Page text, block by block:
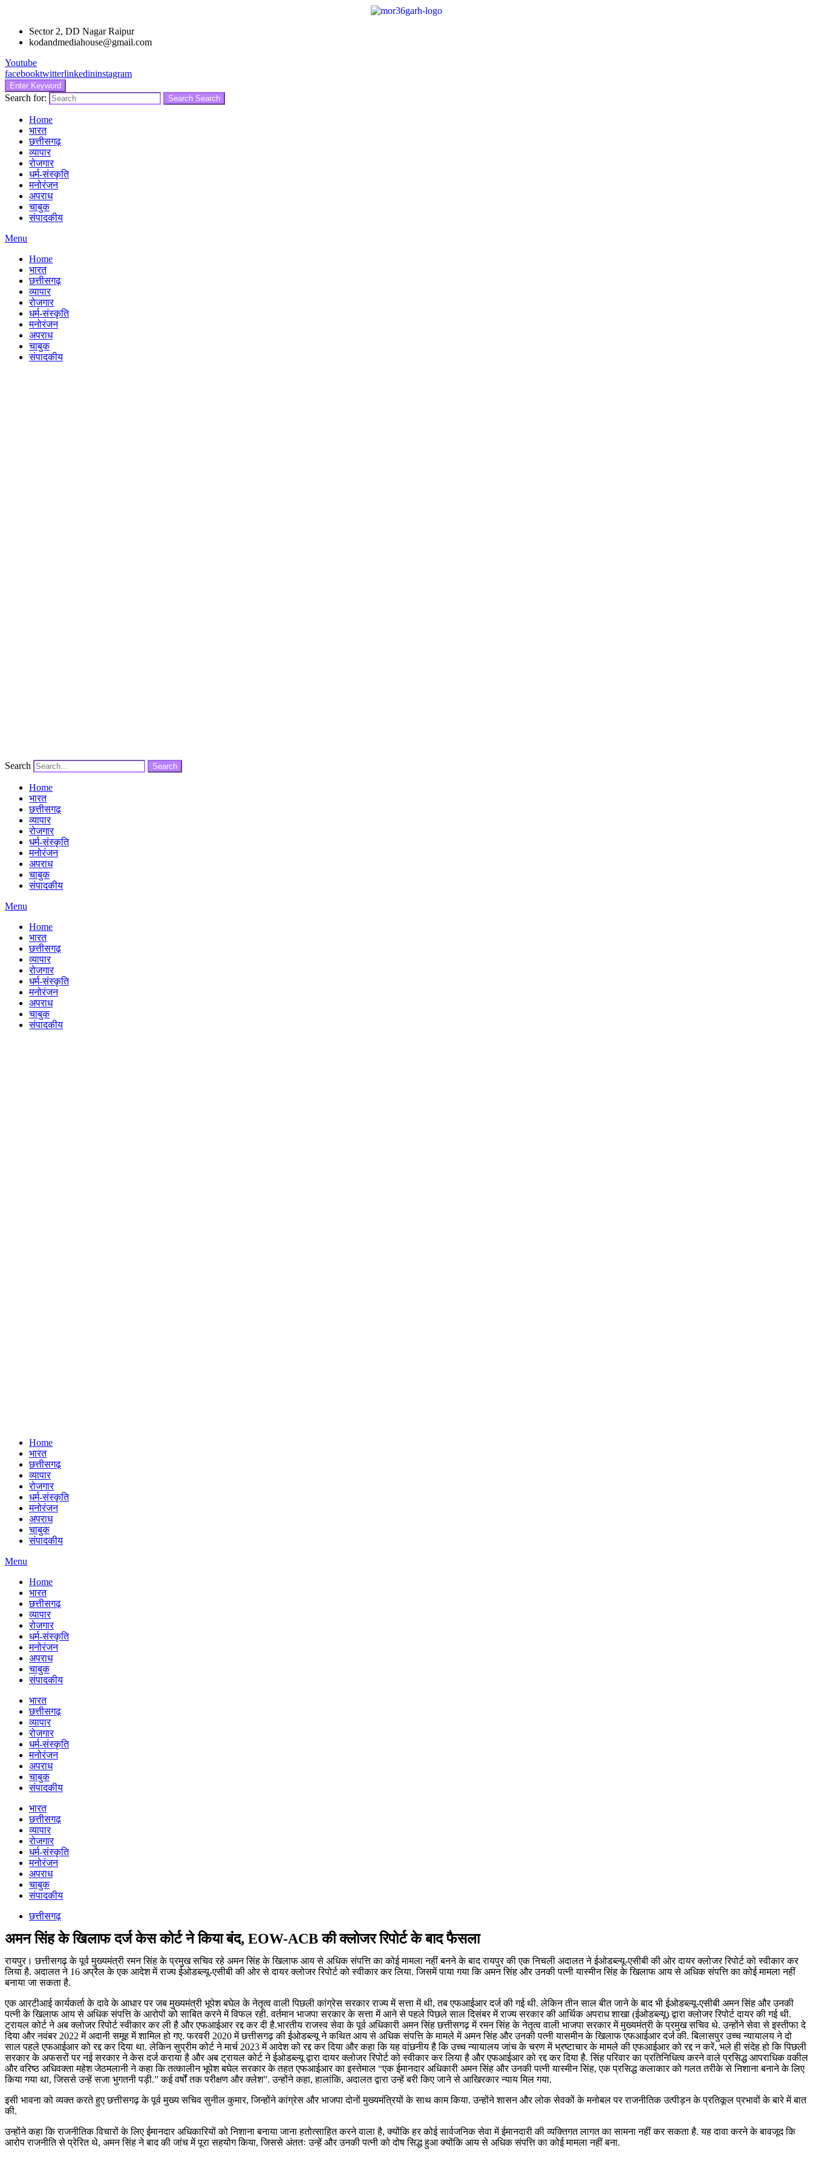
Sector 2, DD Nagar Raipur
kodandmediahouse@gmail.com
Youtube
facebooktwitterlinkedininstagram
Enter Keyword
Search for: Search Search
Home
भारत
छत्तीसगढ़
व्यापार
रोजगार
धर्म-संस्कृति
मनोरंजन
अपराध
चाबुक
संपादकीय
Menu
Home
भारत
छत्तीसगढ़
व्यापार
रोजगार
धर्म-संस्कृति
मनोरंजन
अपराध
चाबुक
संपादकीय
Search Search
Home
भारत
छत्तीसगढ़
व्यापार
रोजगार
धर्म-संस्कृति
मनोरंजन
अपराध
चाबुक
संपादकीय
Menu
Home
भारत
छत्तीसगढ़
व्यापार
रोजगार
धर्म-संस्कृति
मनोरंजन
अपराध
चाबुक
संपादकीय
Home
भारत
छत्तीसगढ़
व्यापार
रोजगार
धर्म-संस्कृति
मनोरंजन
अपराध
चाबुक
संपादकीय
Menu
Home
भारत
छत्तीसगढ़
व्यापार
रोजगार
धर्म-संस्कृति
मनोरंजन
अपराध
चाबुक
संपादकीय
भारत
छत्तीसगढ़
व्यापार
रोजगार
धर्म-संस्कृति
मनोरंजन
अपराध
चाबुक
संपादकीय
भारत
छत्तीसगढ़
व्यापार
रोजगार
धर्म-संस्कृति
मनोरंजन
अपराध
चाबुक
संपादकीय
छत्तीसगढ़
अमन सिंह के खिलाफ दर्ज केस कोर्ट ने किया बंद, EOW-ACB की क्लोजर रिपोर्ट के बाद फैसला
रायपुर। छत्तीसगढ़ के पूर्व मुख्यमंत्री रमन सिंह के प्रमुख सचिव रहे अमन सिंह के खिलाफ आय से अधिक संपत्ति का कोई मामला नहीं बनने के बाद रायपुर की एक निचली अदालत ने ईओडब्ल्यू-एसीबी की ओर दायर क्लोजर रिपोर्ट को स्वीकार कर
लिया है. अदालत ने 16 अप्रैल के एक आदेश में राज्य ईओडब्ल्यू-एसीबी की ओर से दायर क्लोजर रिपोर्ट को स्वीकार कर लिया. जिसमें पाया गया कि अमन सिंह और उनकी पत्नी यास्मीन सिंह के खिलाफ आय से अधिक संपत्ति का कोई मामला नहीं
बनाया जा सकता है.
एक आरटीआई कार्यकर्ता के दावे के आधार पर जब मुख्यमंत्री भूपेश बघेल के नेतृत्व वाली पिछली कांग्रेस सरकार राज्य में सत्ता में थी, तब एफआईआर दर्ज की गई थी. लेकिन तीन साल बीत जाने के बाद भी ईओडब्ल्यू-एसीबी अमन सिंह और उनकी
पत्नी के खिलाफ आय से अधिक संपत्ति के आरोपों को साबित करने में विफल रही. वर्तमान भाजपा सरकार के सत्ता में आने से पहले पिछले साल दिसंबर में राज्य सरकार की आर्थिक अपराध शाखा (ईओडब्ल्यू) द्वारा क्लोजर रिपोर्ट दायर की गई थी.
ट्रायल कोर्ट ने अब क्लोजर रिपोर्ट स्वीकार कर ली है और एफआईआर रद्द कर दी है.भारतीय राजस्व सेवा के पूर्व अधिकारी अमन सिंह छत्तीसगढ़ में रमन सिंह के नेतृत्व वाली भाजपा सरकार में मुख्यमंत्री के प्रमुख सचिव थे. उन्होंने सेवा से इस्तीफा दे
दिया और नवंबर 2022 में अदानी समूह में शामिल हो गए. फरवरी 2020 में छत्तीसगढ़ की ईओडब्ल्यू ने कथित आय से अधिक संपत्ति के मामले में अमन सिंह और उनकी पत्नी यासमीन के खिलाफ एफआईआर दर्ज की. बिलासपुर उच्च न्यायालय ने दो
साल पहले एफआईआर को रद्द कर दिया था. लेकिन सुप्रीम कोर्ट ने मार्च 2023 में आदेश को रद्द कर दिया और कहा कि यह वांछनीय है कि उच्च न्यायालय जांच के चरण में भ्रष्टाचार के मामले की एफआईआर को रद्द न करें, भले ही संदेह हो कि पिछली
सरकार के अफसरों पर नई सरकार ने केस दर्ज कराया है और अब ट्रायल कोर्ट ने ईओडब्ल्यू द्वारा दायर क्लोजर रिपोर्ट को स्वीकार कर लिया है और एफआईआर को रद्द कर दिया है. सिंह परिवार का प्रतिनिधित्व करने वाले प्रसिद्ध आपराधिक वकील
और वरिष्ठ अधिवक्ता महेश जेठमलानी ने कहा कि तत्कालीन भूपेश बघेल सरकार के तहत एफआईआर का इस्तेमाल “एक ईमानदार अधिकारी अमन सिंह और उनकी पत्नी यास्मीन सिंह, एक प्रसिद्ध कलाकार को गलत तरीके से निशाना बनाने के लिए
किया गया था, जिससे उन्हें सजा भुगतनी पड़ी.” कई वर्षों तक परीक्षण और क्लेश”. उन्होंने कहा, हालांकि, अदालत द्वारा उन्हें बरी किए जाने से आखिरकार न्याय मिल गया.
इसी भावना को व्यक्त करते हुए छत्तीसगढ़ के पूर्व मुख्य सचिव सुनील कुमार, जिन्होंने कांग्रेस और भाजपा दोनों मुख्यमंत्रियों के साथ काम किया. उन्होंने शासन और लोक सेवकों के मनोबल पर राजनीतिक उत्पीड़न के प्रतिकूल प्रभावों के बारे में बात
की.
उन्होंने कहा कि राजनीतिक विचारों के लिए ईमानदार अधिकारियों को निशाना बनाया जाना हतोत्साहित करने वाला है, क्योंकि हर कोई सार्वजनिक सेवा में ईमानदारी की व्यक्तिगत लागत का सामना नहीं कर सकता है. यह दावा करने के बावजूद कि
आरोप राजनीति से प्रेरित थे, अमन सिंह ने बाद की जांच में पूरा सहयोग किया, जिससे अंततः उन्हें और उनकी पत्नी को दोष सिद्ध हुआ क्योंकि आय से अधिक संपत्ति का कोई मामला नहीं बना.